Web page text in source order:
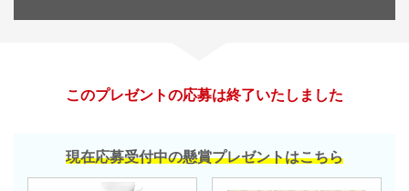
このプレゼントの応募は終了いたしました
現在応募受付中の懸賞プレゼントはこちら